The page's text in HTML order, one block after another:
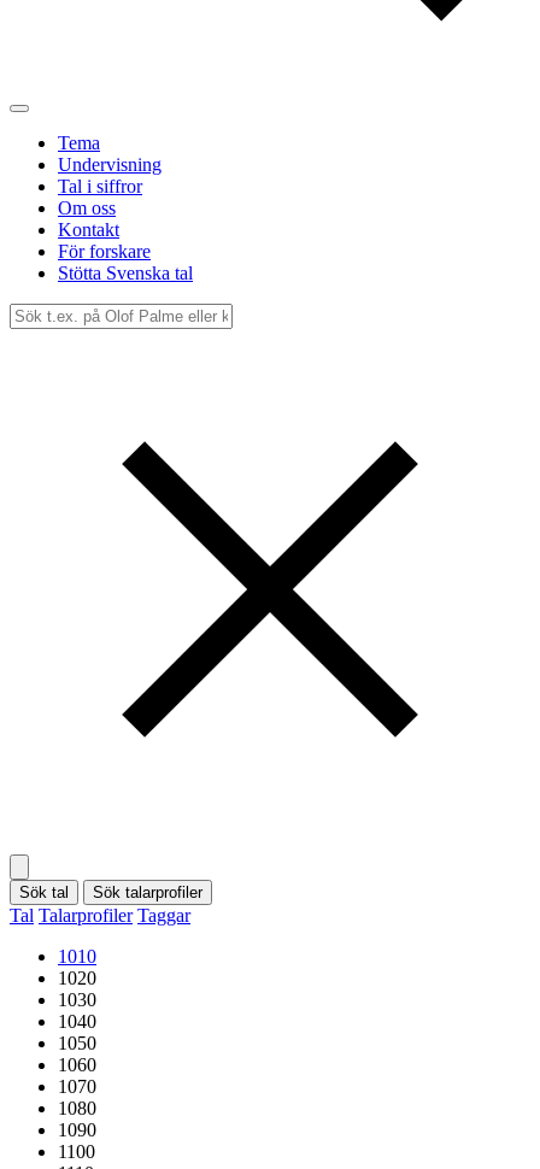
Tema
Undervisning
Tal i siffror
Om oss
Kontakt
För forskare
Stötta Svenska tal
Sök tal Sök talarprofiler
Tal Talarprofiler Taggar
1010
1020
1030
1040
1050
1060
1070
1080
1090
1100